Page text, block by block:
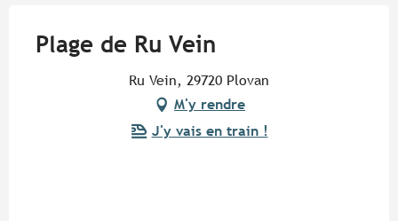
Plage de Ru Vein
Ru Vein, 29720 Plovan
M'y rendre
J'y vais en train !